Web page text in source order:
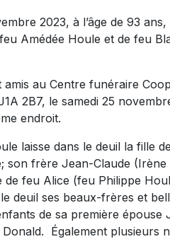
2023, à l’âge de 93
Amédée Houle et de feu
au Centre funéraire
2B7, le samedi 25
endroit.
laisse dans le deuil la fille
son frère Jean-Claude
feu Alice (feu Philippe
deuil ses beaux-frères et
de sa première épouse
Également plusieurs